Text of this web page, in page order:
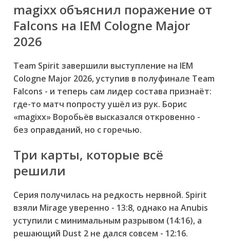
magixx объяснил поражение от
Falcons на IEM Cologne Major
2026
Team Spirit завершили выступление на IEM
Cologne Major 2026, уступив в полуфинале Team
Falcons - и теперь сам лидер состава признаёт:
где-то матч попросту ушёл из рук. Борис
«magixx» Воробьёв высказался откровенно -
без оправданий, но с горечью.
Три карты, которые всё
решили
Серия получилась на редкость нервной. Spirit
взяли Mirage уверенно - 13:8, однако на Anubis
уступили с минимальным разрывом (14:16), а
решающий Dust 2 не дался совсем - 12:16.